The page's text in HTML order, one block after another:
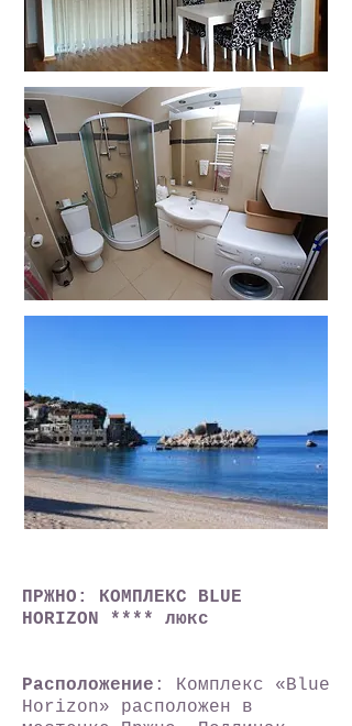
ПРЖНО: КОМПЛЕКС BLUE
HORIZON **** люкс
Расположение : Комплекс «Blue
Horizon» расположен в